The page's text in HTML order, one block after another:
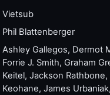
Vietsub
Phil Blattenberger
Ashley Gallegos, Dermot
Forrie J. Smith, Graham
Keitel, Jackson Rathbone,
Keohane, James Urbaniak,